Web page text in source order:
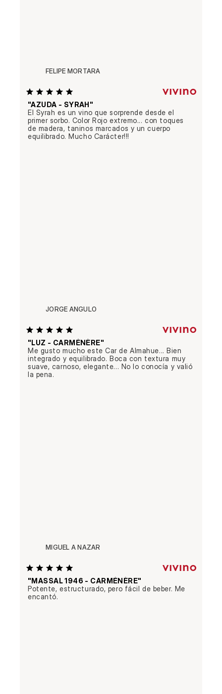
FELIPE MORTARA
"AZUDA - SYRAH"
El Syrah es un vino que sorprende desde el
primer sorbo. Color Rojo extremo... con toques
de madera, taninos marcados y un cuerpo
equilibrado. Mucho Carácter!!!
JORGE ANGULO
"LUZ - CARMÉNÈRE"
Me gusto mucho este Car de Almahue... Bien
integrado y equilibrado. Boca con textura muy
suave, carnoso, elegante... No lo conocía y valió
la pena.
MIGUEL A NAZAR
"MASSAL 1946 - CARMÉNÈRE"
Potente, estructurado, pero fácil de beber. Me
encantó.